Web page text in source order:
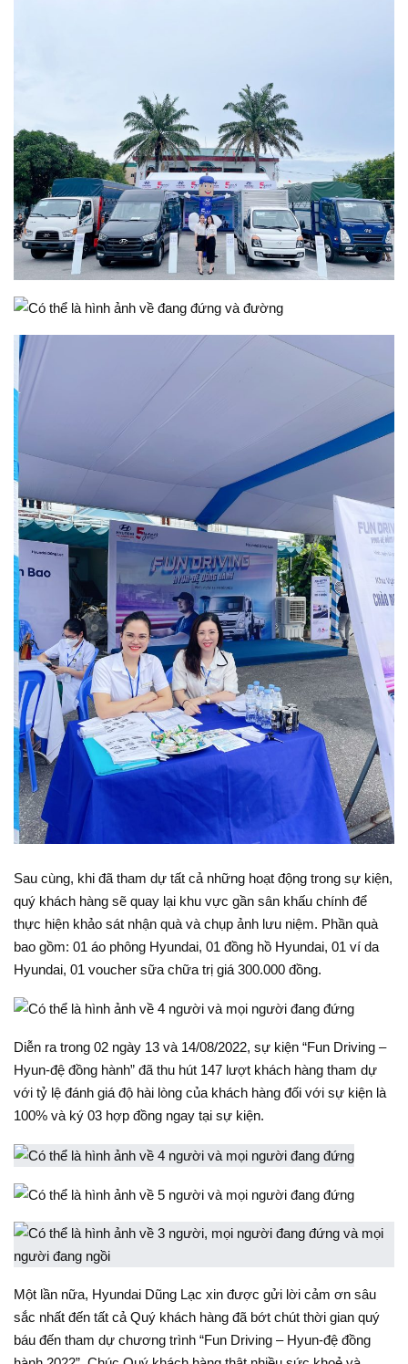
Sau cùng, khi đã tham dự tất cả những hoạt động trong sự kiện,
quý khách hàng sẽ quay lại khu vực gần sân khấu chính để
thực hiện khảo sát nhận quà và chụp ảnh lưu niệm. Phần quà
bao gồm: 01 áo phông Hyundai, 01 đồng hồ Hyundai, 01 ví da
Hyundai, 01 voucher sữa chữa trị giá 300.000 đồng.
Diễn ra trong 02 ngày 13 và 14/08/2022, sự kiện “Fun Driving –
Hyun-đệ đồng hành” đã thu hút 147 lượt khách hàng tham dự
với tỷ lệ đánh giá độ hài lòng của khách hàng đối với sự kiện là
100% và ký 03 hợp đồng ngay tại sự kiện.
Một lần nữa, Hyundai Dũng Lạc xin được gửi lời cảm ơn sâu
sắc nhất đến tất cả Quý khách hàng đã bớt chút thời gian quý
báu đến tham dự chương trình “Fun Driving – Hyun-đệ đồng